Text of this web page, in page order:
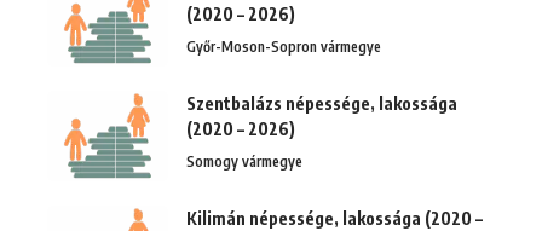
(2020 – 2026)
Győr-Moson-Sopron vármegye
Szentbalázs népessége, lakossága
(2020 – 2026)
Somogy vármegye
Kilimán népessége, lakossága (2020 –